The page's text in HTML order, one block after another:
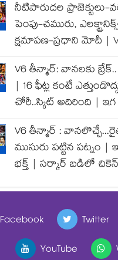
నీటిపారుదల
పెంపు-చమురు,
క్షమాపణ-ప్రధాని మోదీ |
V6 తీన్మార్: వానలకు బ్రేక్..
| 16 ఫీట్ల కంటే
చోరీ..స్కిట్ అదిరింది | ఇగ
V6 తీన్మార్ :
ముసురు పట్టిన పట్నం
భక్త్ | సర్కార్ బడిలో
Facebook Twitter
YouTube